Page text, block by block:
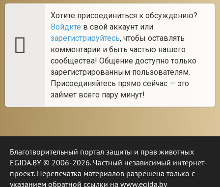
Хотите присоединиться к обсуждению?
Войдите в свой аккаунт или
зарегистрируйтесь, чтобы оставлять
комментарии и быть частью нашего
сообщества! Общение доступно только
зарегистрированным пользователям.
Присоединяйтесь прямо сейчас — это
займет всего пару минут!
Благотворительный портал защиты и прав животных
EGIDA.BY © 2006-2026. Частный независимый интернет-
проект. Перепечатка материалов разрешена только с
указанием обратной ссылки на www.egida.by